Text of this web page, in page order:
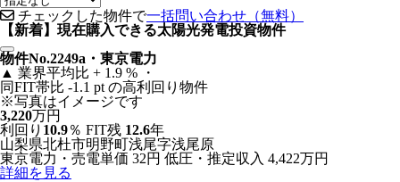
チェックした物件で一括問い合わせ（無料）
【新着】現在購入できる太陽光発電投資物件
物件No.2249a・東京電力
▲ 業界平均比 + 1.9 % ・
同FIT帯比 -1.1 pt の高利回り物件
※写真はイメージです
3,220万円
利回り 10.9％ FIT残 12.6年
山梨県北杜市明野町浅尾字浅尾原
東京電力・売電単価 32円 低圧・推定収入 4,422万円
詳細を見る